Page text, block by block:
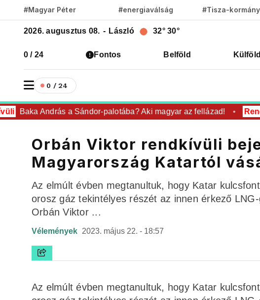
#Magyar Péter #energiaválság #Tisza-kormány
2026. augusztus 08. - László 32° 30°
0 / 24 Fontos Belföld Külföld
0 / 24
Baka András a Sándor-palotába? Aki magyar az fellázad!
Orbán Viktor rendkívüli
Magyarország Katartól
Az elmúlt évben megtanultuk, hogy Katar
orosz gáz tekintélyes részét az innen érkező
Orbán Viktor ...
Vélemények 2023. május 22. - 18:57
Az elmúlt évben megtanultuk, hogy Katar